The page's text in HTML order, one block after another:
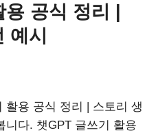
공식 정리 |
예시
활용 공식 정리 | 스토리 생
니다. 챗GPT 글쓰기 활용